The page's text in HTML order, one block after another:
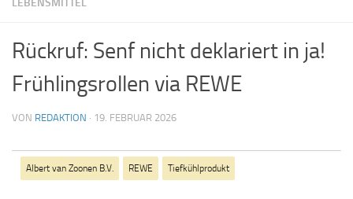
LEBENSMITTEL
Rückruf: Senf nicht deklariert in ja!
Frühlingsrollen via REWE
VON REDAKTION · 19. FEBRUAR 2026
Albert van Zoonen B.V. REWE Tiefkühlprodukt